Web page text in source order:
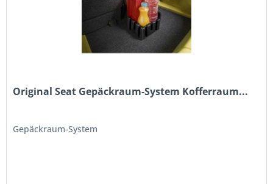
Original Seat Gepäckraum-System Kofferraum...
Gepäckraum-System